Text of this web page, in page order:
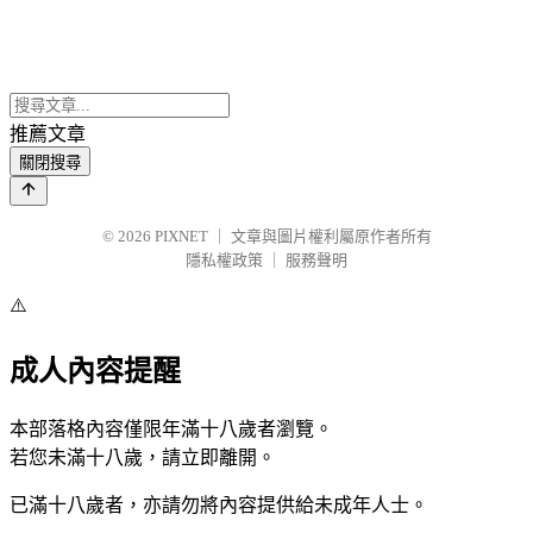
推薦文章
關閉搜尋
© 2026 PIXNET
文章與圖片權利屬原作者所有
隱私權政策
服務聲明
⚠️
成人內容提醒
本部落格內容僅限年滿十八歲者瀏覽。
若您未滿十八歲，請立即離開。
已滿十八歲者，亦請勿將內容提供給未成年人士。